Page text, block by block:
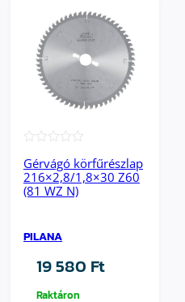
Gérvágó körfűrészlap
216×2,8/1,8×30 Z60
(81 WZ N)
PILANA
19 580 Ft
Raktáron